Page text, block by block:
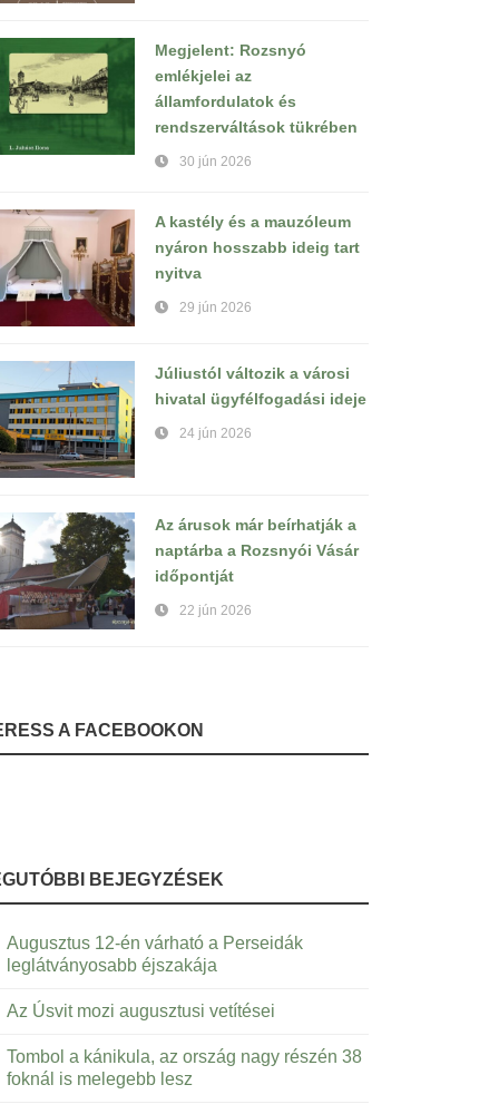
Megjelent: Rozsnyó
emlékjelei az
államfordulatok és
rendszerváltások tükrében
30 jún 2026
A kastély és a mauzóleum
nyáron hosszabb ideig tart
nyitva
29 jún 2026
Júliustól változik a városi
hivatal ügyfélfogadási ideje
24 jún 2026
Az árusok már beírhatják a
naptárba a Rozsnyói Vásár
időpontját
22 jún 2026
A FACEBOOKON
BEJEGYZÉSEK
Augusztus 12-én várható a Perseidák
leglátványosabb éjszakája
Az Úsvit mozi augusztusi vetítései
Tombol a kánikula, az ország nagy részén 38
foknál is melegebb lesz